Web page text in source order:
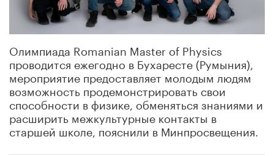
Олимпиада Romanian Master of Physics
проводится ежегодно в Бухаресте (Румыния),
мероприятие предоставляет молодым людям
возможность продемонстрировать свои
способности в физике, обменяться знаниями и
расширить межкультурные контакты в
старшей школе, пояснили в Минпросвещения.